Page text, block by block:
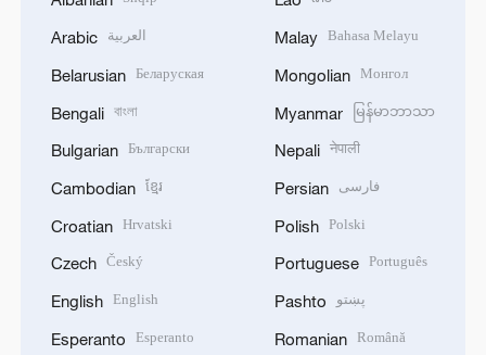
Arabic العربية
Belarusian Беларуская
Bengali বাংলা
Bulgarian Български
Cambodian ខ្មែរ
Croatian Hrvatski
Czech Český
English English
Esperanto Esperanto
Malay Bahasa Melayu
Mongolian Монгол
Myanmar မြန်မာဘာသာ
Nepali नेपाली
Persian فارسی
Polish Polski
Portuguese Português
Pashto پښتو
Romanian Română